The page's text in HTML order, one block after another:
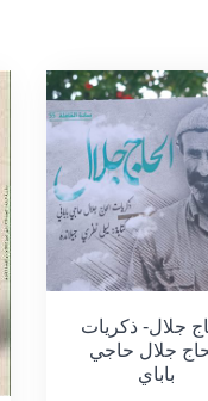
جلال- ذكريات
جلال حاجي
باباي